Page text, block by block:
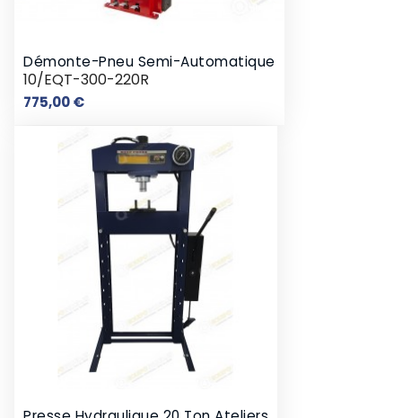
Démonte-Pneu Semi-Automatique
10/EQT-300-220R
775,00 €Prix